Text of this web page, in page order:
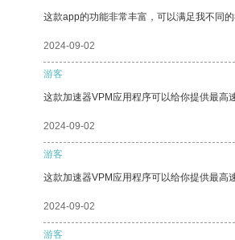
这款app的功能非常丰富，可以满足我不同的
2024-09-02
游客
这款加速器VPM应用程序可以给你提供最高
2024-09-02
游客
这款加速器VPM应用程序可以给你提供最高
2024-09-02
游客